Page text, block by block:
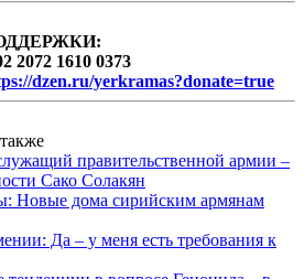
2072 1610 0373
dzen.ru/yerkramas?donate=true
правительственной армии –
Сако Солакян
Новые дома сирийским армянам
Да – у меня есть требования к